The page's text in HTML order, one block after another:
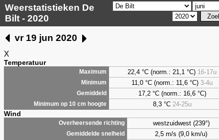
Weerstatistieken De
Bilt - 2020
vr 19 jun 2020
X
Temperatuur
Maximum 22,4 °C (norm.: 21,1 °C) 16-17u
Minimum 11,0 °C (norm.: 11,6 °C) 3-4u
Gemiddeld 17,2 °C (norm.: 16,6 °C)
Minimum op 10 cm hoogte 8,3°C 24-25u
Wind
Overheersende richting westzuidwest (239°)
Gemiddelde snelheid 2,5 m/s (9,0 km/u)